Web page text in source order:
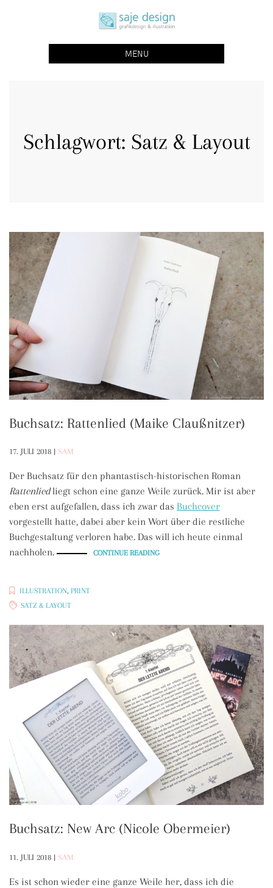
saje design bonn
grafikdesign | buchgestaltung | illustration
MENU
Schlagwort: Satz & Layout
Buchsatz: Rattenlied (Maike Claußnitzer)
17. JULI 2018 | SAM
Der Buchsatz für den phantastisch-historischen Roman
Rattenliedliegt schon eine ganze Weile zurück. Mir ist aber
eben erst aufgefallen, dass ich zwar das Buchcover
vorgestellt hatte, dabei aber kein Wort über die restliche
Buchgestaltung verloren habe. Das will ich heute einmal
nachholen.
CONTINUE READING„BUCHSATZ:
ILLUSTRATION, PRINT
SATZ & LAYOUT
Buchsatz: New Arc (Nicole Obermeier)
11. JULI 2018 | SAM
Es ist schon wieder eine ganze Weile her, dass ich die